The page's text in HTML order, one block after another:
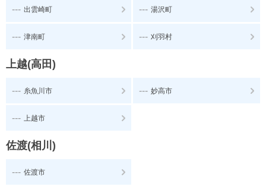
--- 出雲崎町 --- 湯沢町
--- 津南町 --- 刈羽村
上越(高田)
--- 糸魚川市 --- 妙高市
--- 上越市
佐渡(相川)
--- 佐渡市